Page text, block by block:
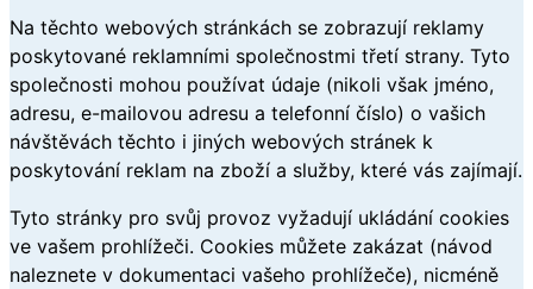
Na těchto webových stránkách se zobrazují reklamy
poskytované reklamními společnostmi třetí strany. Tyto
společnosti mohou používat údaje (nikoli však jméno,
adresu, e-mailovou adresu a telefonní číslo) o vašich
návštěvách těchto i jiných webových stránek k
poskytování reklam na zboží a služby, které vás zajímají.
Tyto stránky pro svůj provoz vyžadují ukládání cookies
ve vašem prohlížeči. Cookies můžete zakázat (návod
naleznete v dokumentaci vašeho prohlížeče), nicméně